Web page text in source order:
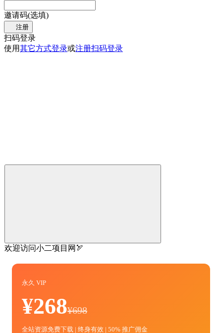
邀请码(选填)
注册
扫码登录
使用其它方式登录或注册扫码登录
欢迎访问小二项目网🏹
永久 VIP
¥268¥698
全站资源免费下载 | 终身有效 | 50% 推广佣金